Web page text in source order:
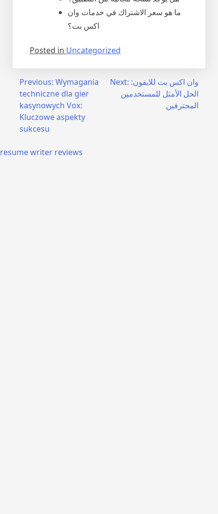
ما هو سعر الاشتراك في خدمات وان
اكس بت؟
Posted in Uncategorized
Previous: Wymagania
techniczne dla gier
kasynowych Vox:
Kluczowe aspekty
sukcesu
Next: وان اكس بت للايفون:
الحل الأمثل للمستخدمين
المحترفين
resume writer reviews